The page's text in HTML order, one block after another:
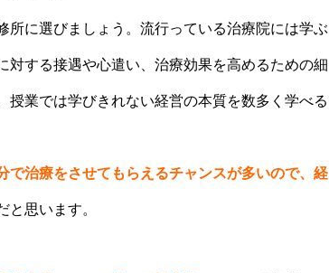
に選びましょう。流行っている治療院には学ぶ
する接遇や心遣い、治療効果を高めるための細
業では学びきれない経営の本質を数多く学べる
で治療をさせてもらえるチャンスが多いので、経
と思います。